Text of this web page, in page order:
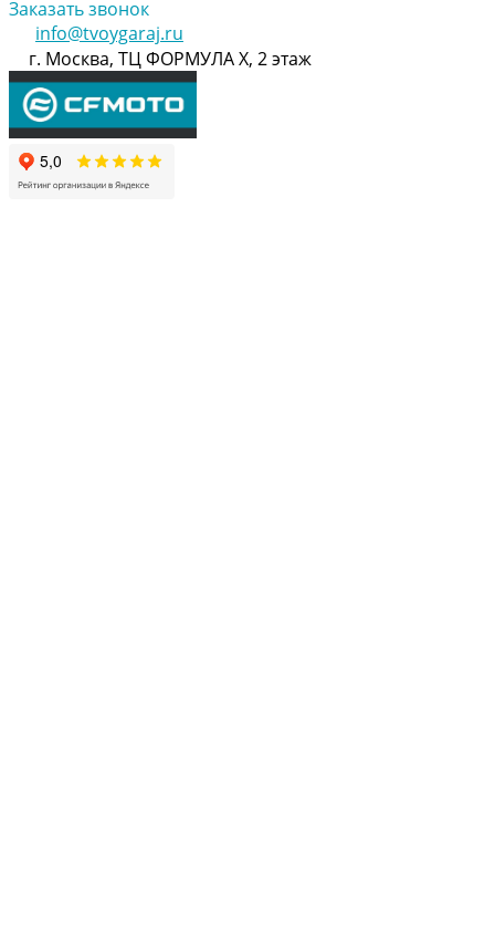
Заказать звонок
info@tvoygaraj.ru
г. Москва, ТЦ ФОРМУЛА Х, 2 этаж